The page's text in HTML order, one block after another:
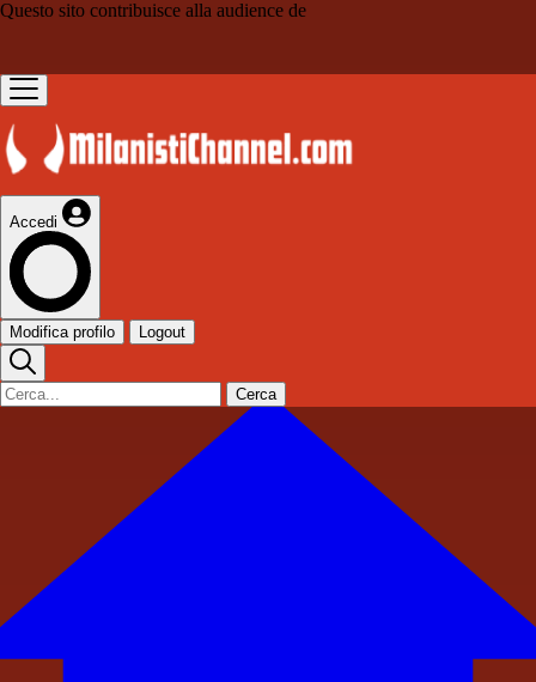
Questo sito contribuisce alla audience de
Accedi
Modifica profilo Logout
Cerca